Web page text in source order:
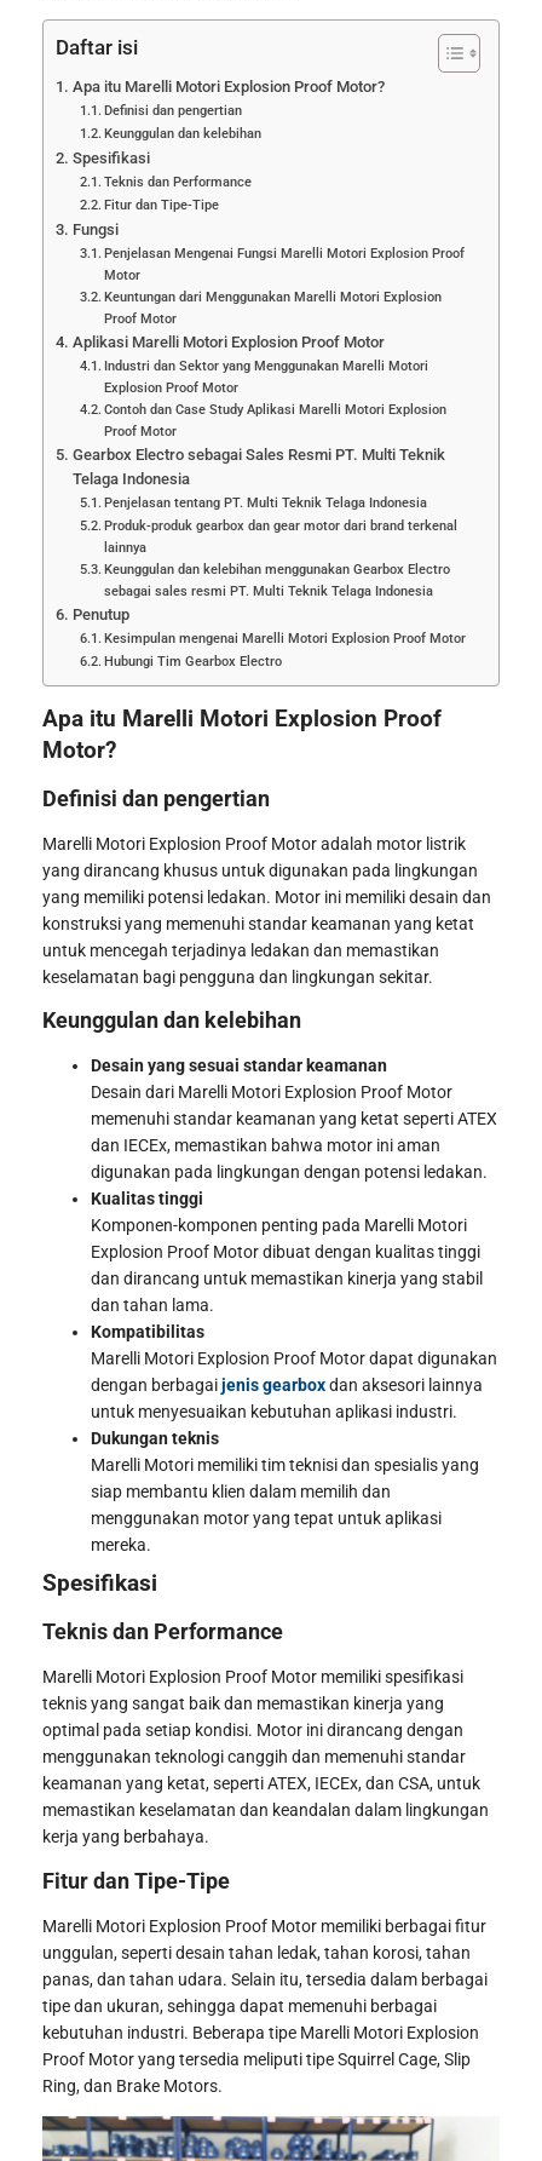
Daftar isi
Apa itu Marelli Motori Explosion Proof Motor?
Definisi dan pengertian
Keunggulan dan kelebihan
Spesifikasi
Teknis dan Performance
Fitur dan Tipe-Tipe
Fungsi
Penjelasan Mengenai Fungsi Marelli Motori Explosion Proof
Motor
Keuntungan dari Menggunakan Marelli Motori Explosion
Proof Motor
Aplikasi Marelli Motori Explosion Proof Motor
Industri dan Sektor yang Menggunakan Marelli Motori
Explosion Proof Motor
Contoh dan Case Study Aplikasi Marelli Motori Explosion
Proof Motor
Gearbox Electro sebagai Sales Resmi PT. Multi Teknik
Telaga Indonesia
Penjelasan tentang PT. Multi Teknik Telaga Indonesia
Produk-produk gearbox dan gear motor dari brand terkenal
lainnya
Keunggulan dan kelebihan menggunakan Gearbox Electro
sebagai sales resmi PT. Multi Teknik Telaga Indonesia
Penutup
Kesimpulan mengenai Marelli Motori Explosion Proof Motor
Hubungi Tim Gearbox Electro
Apa itu Marelli Motori Explosion Proof
Motor?
Definisi dan pengertian
Marelli Motori Explosion Proof Motor adalah motor listrik
yang dirancang khusus untuk digunakan pada lingkungan
yang memiliki potensi ledakan. Motor ini memiliki desain dan
konstruksi yang memenuhi standar keamanan yang ketat
untuk mencegah terjadinya ledakan dan memastikan
keselamatan bagi pengguna dan lingkungan sekitar.
Keunggulan dan kelebihan
Desain yang sesuai standar keamanan
Desain dari Marelli Motori Explosion Proof Motor
memenuhi standar keamanan yang ketat seperti ATEX
dan IECEx, memastikan bahwa motor ini aman
digunakan pada lingkungan dengan potensi ledakan.
Kualitas tinggi
Komponen-komponen penting pada Marelli Motori
Explosion Proof Motor dibuat dengan kualitas tinggi
dan dirancang untuk memastikan kinerja yang stabil
dan tahan lama.
Kompatibilitas
Marelli Motori Explosion Proof Motor dapat digunakan
dengan berbagaijenis gearboxdan aksesori lainnya
untuk menyesuaikan kebutuhan aplikasi industri.
Dukungan teknis
Marelli Motori memiliki tim teknisi dan spesialis yang
siap membantu klien dalam memilih dan
menggunakan motor yang tepat untuk aplikasi
mereka.
Spesifikasi
Teknis dan Performance
Marelli Motori Explosion Proof Motor memiliki spesifikasi
teknis yang sangat baik dan memastikan kinerja yang
optimal pada setiap kondisi. Motor ini dirancang dengan
menggunakan teknologi canggih dan memenuhi standar
keamanan yang ketat, seperti ATEX, IECEx, dan CSA, untuk
memastikan keselamatan dan keandalan dalam lingkungan
kerja yang berbahaya.
Fitur dan Tipe-Tipe
Marelli Motori Explosion Proof Motor memiliki berbagai fitur
unggulan, seperti desain tahan ledak, tahan korosi, tahan
panas, dan tahan udara. Selain itu, tersedia dalam berbagai
tipe dan ukuran, sehingga dapat memenuhi berbagai
kebutuhan industri. Beberapa tipe Marelli Motori Explosion
Proof Motor yang tersedia meliputi tipe Squirrel Cage, Slip
Ring, dan Brake Motors.